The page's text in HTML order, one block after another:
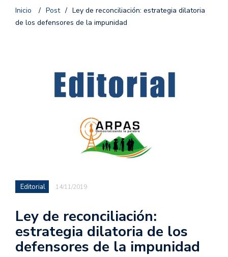
Inicio / Post / Ley de reconciliación: estrategia dilatoria
de los defensores de la impunidad
Editorial 14/11/2019
Ley de reconciliación:
estrategia dilatoria de los
defensores de la impunidad